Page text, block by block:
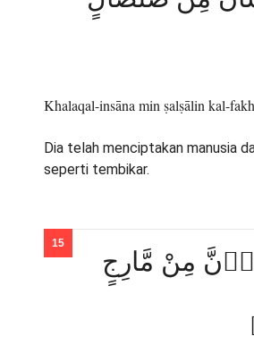
Khalaqal-insāna min ṣalṣālin kal-
Dia telah menciptakan manusia
seperti tembikar.
مِنْ مَّارِجٍ